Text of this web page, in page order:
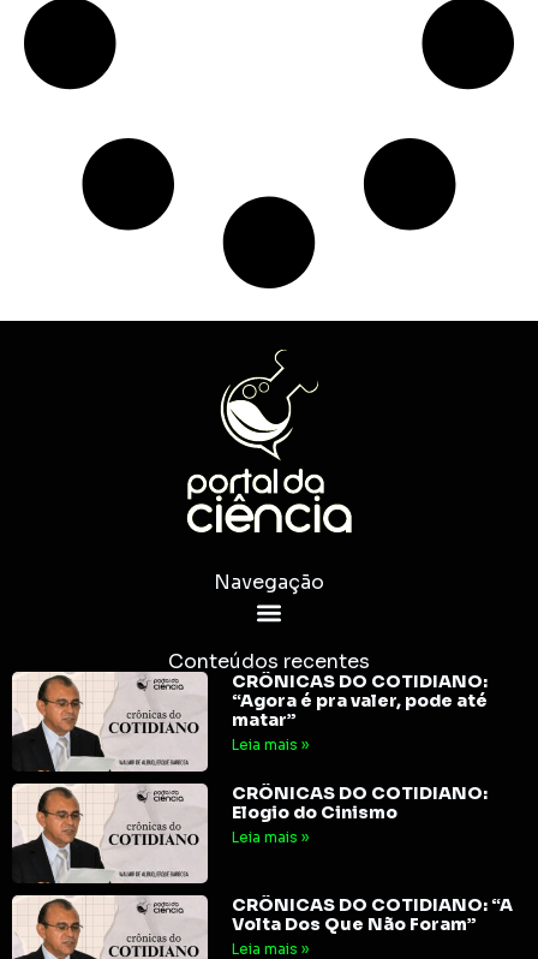
Navegação
Conteúdos recentes
CRÔNICAS DO COTIDIANO:
“Agora é pra valer, pode até
matar”
Leia mais »
CRÔNICAS DO COTIDIANO:
Elogio do Cinismo
Leia mais »
CRÔNICAS DO COTIDIANO: “A
Volta Dos Que Não Foram”
Leia mais »